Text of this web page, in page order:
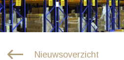
Nieuwsoverzicht